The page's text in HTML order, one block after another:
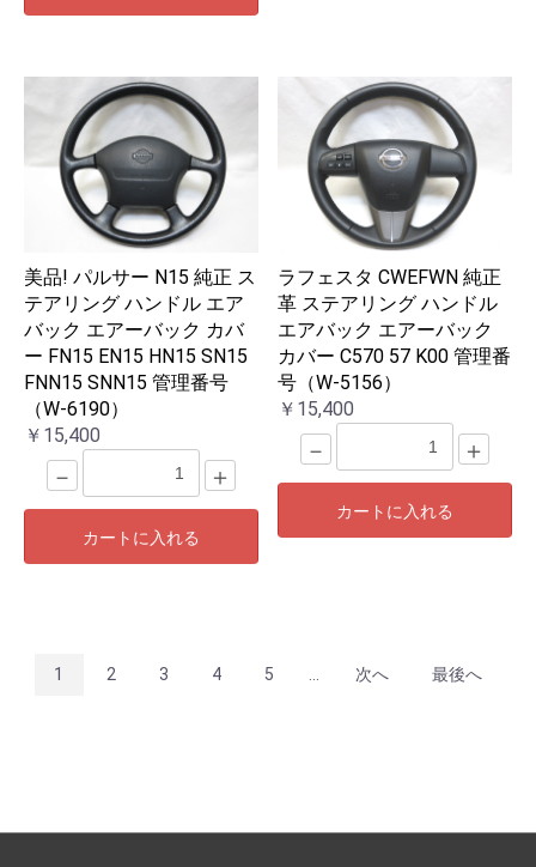
美品! パルサー N15 純正 ス
テアリング ハンドル エア
バック エアーバック カバ
ー FN15 EN15 HN15 SN15
FNN15 SNN15 管理番号
（W-6190）
￥15,400
－ ＋
カートに入れる
ラフェスタ CWEFWN 純正
革 ステアリング ハンドル
エアバック エアーバック
カバー C570 57 K00 管理番
号（W-5156）
￥15,400
－ ＋
カートに入れる
1 2 3 4 5 次へ 最後へ